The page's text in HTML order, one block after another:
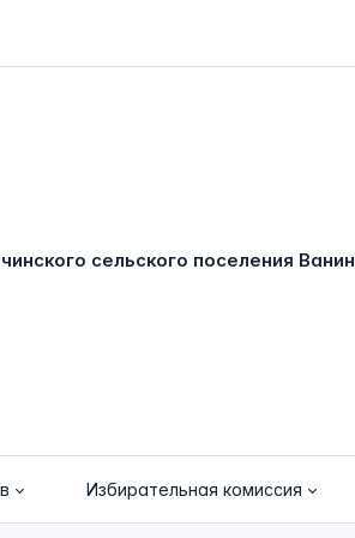
Избирательная комиссия